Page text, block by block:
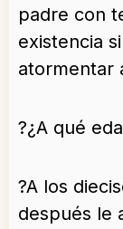
padre con
existencia
atormentar
?¿A qué
?A los
después le